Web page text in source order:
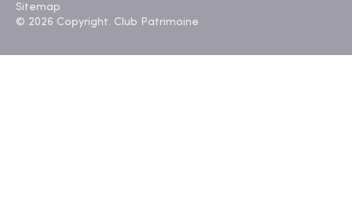
Sitemap
© 2026 Copyright. Club Patrimoine